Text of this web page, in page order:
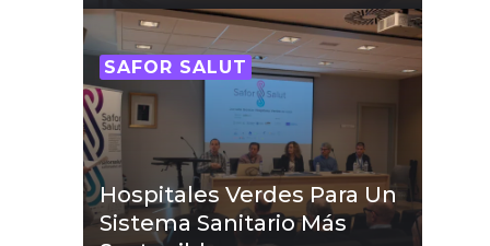
SAFOR SALUT
Hospitales Verdes Para Un
Sistema Sanitario Más